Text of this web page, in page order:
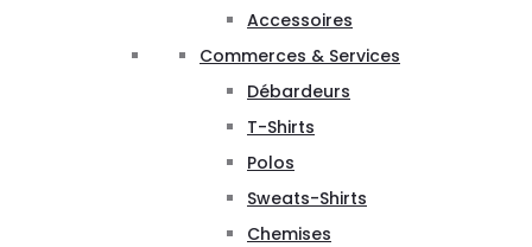
Accessoires
Commerces & Services
Débardeurs
T-Shirts
Polos
Sweats-Shirts
Chemises